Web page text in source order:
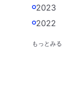
2023
2022
もっとみる